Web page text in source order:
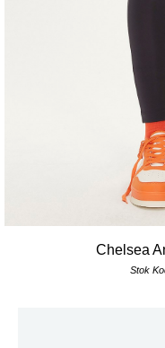
Chelsea
Stok